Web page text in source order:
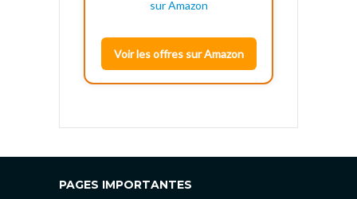
Voir les offres sur Amazon
PAGES IMPORTANTES